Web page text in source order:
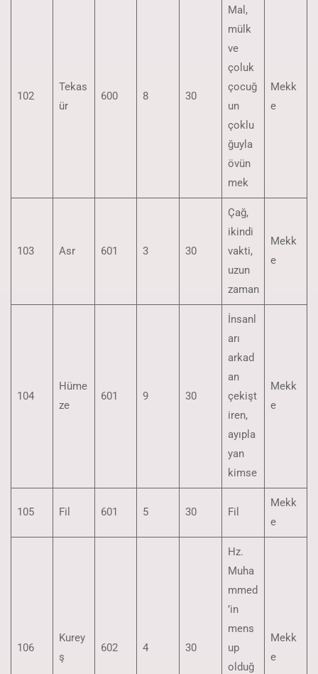
102
Tekas
ür
600 8 30
Mal,
mülk
ve
çoluk
çocuğ
un
çoklu
ğuyla
övün
mek
Mekk
e
103 Asr 601 3 30
Çağ,
ikindi
vakti,
uzun
zaman
Mekk
e
104
Hüme
ze
601 9 30
İnsanl
arı
arkad
an
çekişt
iren,
ayıpla
yan
kimse
Mekk
e
105 Fil 601 5 30 Fil
Mekk
e
106
Kurey
ş
602 4 30
Hz.
Muha
mmed
’in
mens
up
olduğ
Mekk
e